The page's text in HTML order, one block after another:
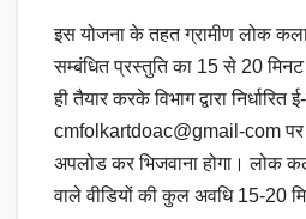
इस योजना के तहत ग्रामीण लोक
सम्बंधित प्रस्तुति का 15 से 20
ही तैयार करके विभाग द्वारा निर्धारित
cmfolkartdoac@gmail-com
अपलोड कर भिजवाना होगा। लोक
वाले वीडियों की कुल अवधि 15-20